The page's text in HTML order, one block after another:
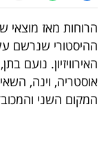
טלוויזיה
עסקי
ספורט
קריירה
הרוחות מאז
ההיסטורי שנרשם
האירוויזיון.
אוסטריה, וינה,
המקום השני